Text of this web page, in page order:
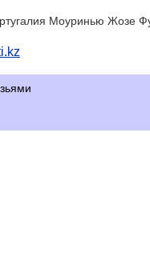
Моуринью Жозе